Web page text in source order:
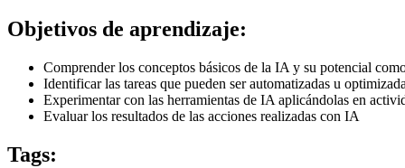
Objetivos de aprendizaje:
Comprender los conceptos básicos de la IA y su potencial
Identificar las tareas que pueden ser automatizadas u
Experimentar con las herramientas de IA aplicándolas en
Evaluar los resultados de las acciones realizadas con IA
Tags: